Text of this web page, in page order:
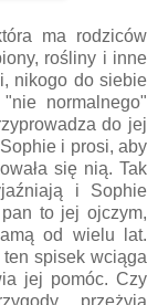
ma rodziców
rośliny i inne
nikogo do siebie
normalnego"
do jej
i prosi, aby
się nią. Tak
i Sophie
to jej ojczym,
od wielu lat.
spisek wciąga
jej pomóc. Czy
przeżyją